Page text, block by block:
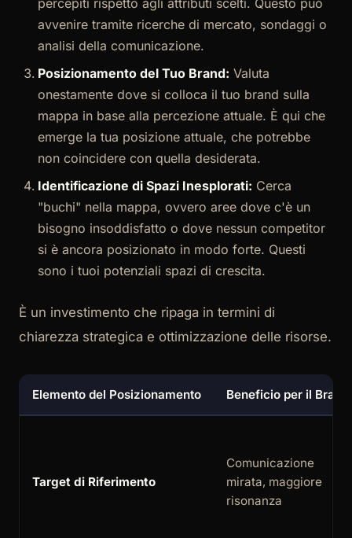
percepiti rispetto agli attributi scelti. Questo può
avvenire tramite ricerche di mercato, sondaggi o
analisi della comunicazione.
Posizionamento del Tuo Brand: Valuta
onestamente dove si colloca il tuo brand sulla
mappa in base alla percezione attuale. È qui che
emerge la tua posizione attuale, che potrebbe
non coincidere con quella desiderata.
Identificazione di Spazi Inesplorati: Cerca
"buchi" nella mappa, ovvero aree dove c'è un
bisogno insoddisfatto o dove nessun competitor
si è ancora posizionato in modo forte. Questi
sono i tuoi potenziali spazi di crescita.
È un investimento che ripaga in termini di
chiarezza strategica e ottimizzazione delle risorse.
Elemento del Posizionamento Beneficio per il Brand
Target di Riferimento
Comunicazione
mirata, maggiore
risonanza